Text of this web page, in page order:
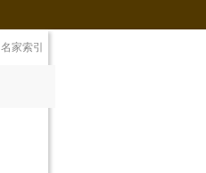
名家索引